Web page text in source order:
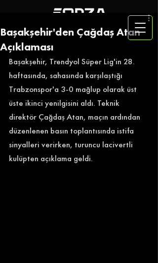
Başakşehir'den Çağdaş Atan
Açıklaması
Başakşehir, Trendyol Süper Lig'in 28.
haftasında, sahasında karşılaştığı
Trabzonspor'a 3-0 mağlup olarak üst
üste ikinci yenilgisini aldı. Teknik
direktör Çağdaş Atan, maçın ardından
düzenlenen basın toplantısında istifa
sinyalleri verirken, turuncu lacivertli
kulüpten açıklama geldi.